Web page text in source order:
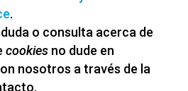
.
o consulta acerca de
cookiesno dude en
nosotros a través de la